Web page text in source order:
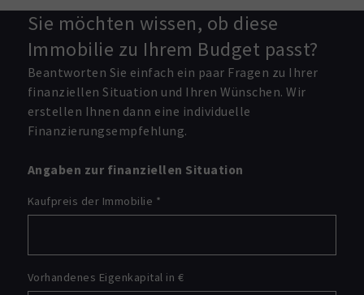
Sie möchten wissen, ob diese
Immobilie zu Ihrem Budget passt?
Beantworten Sie einfach ein paar Fragen zu Ihrer
finanziellen Situation und Ihren Wünschen. Wir
erstellen Ihnen dann eine individuelle
Finanzierungsempfehlung.
Angaben zur finanziellen Situation
Kaufpreis der Immobilie *
Vorhandenes Eigenkapital in €